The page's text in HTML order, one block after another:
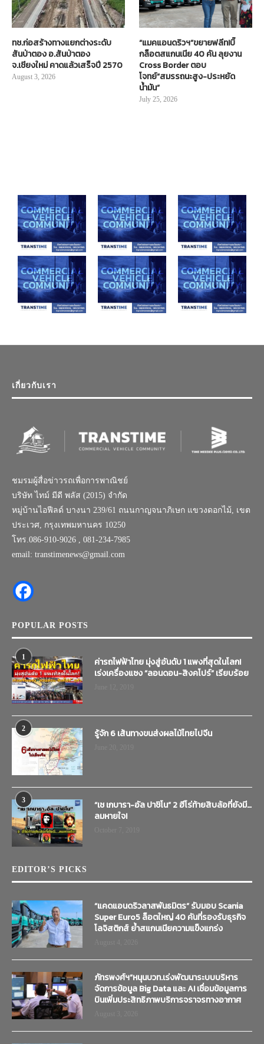
ทช.ก่อสร้างทางแยกต่างระดับ
สันป่าตอง อ.สันป่าตอง
จ.เชียงใหม่ คาดแล้วเสร็จปี 2570
August 3, 2026
“แมคแอนดริวฯ”ขยายฟลีท!บิ๊
กล็อตสแกนเนีย 40 คัน ลุยงาน
Cross Border ตอบ
โจทย์“สมรรถนะสูง-ประหยัด
น้ำมัน”
July 25, 2026
เกี่ยวกับเรา
ชมรมผู้สื่อข่าวรถเพื่อการพาณิชย์
บริษัท ไทม์ มีดี พลัส (2015) จำกัด
หมู่บ้านไอฟีลด์ บางนา 239/61 ถนนกาญจนาภิเษก แขวงดอกไม้, เขต
ประเวศ, กรุงเทพมหานคร 10250
โทร.086-910-9026 , 081-234-7985
email: transtimenews@gmail.com
POPULAR POSTS
1
ค่ารถไฟฟ้าไทย มุ่งสู่อันดับ 1 แพงที่สุดในโลก!
เร่งเครื่องแซง “ลอนดอน-สิงคโปร์” เรียบร้อย
2 รู้จัก 6 เส้นทางขนส่งผลไม้ไทยไปจีน
3
“เช เกบารา-อัล ปาชิโน” 2 ฮีโร่ท้ายสิบล้อที่ยังมี…
ลมหายใจ!
EDITOR’S PICKS
“แคดแอนดริวลาสพันธมิตร” รับมอบ Scania
Super Euro5 ล็อตใหญ่ 40 คันที่รองรับธุรกิจ
โลจิสติกส์ ย้ำสแกนเนียความแข็งแกร่ง
ภัทรพงศ์ฯ”หนุนบวท.เร่งพัฒนาระบบบริหาร
จัดการข้อมูล Big Data และ AI เชื่อมข้อมูลการ
บินเพิ่มประสิทธิภาพบริการจราจรทางอากาศ